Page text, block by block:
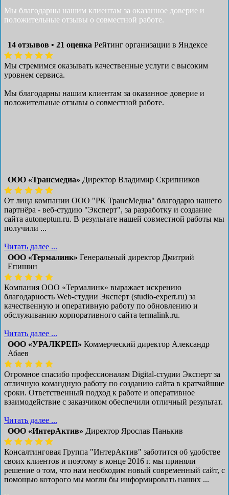
Мы благодарны нашим клиентам за оказанное доверие и
положительные отзывы о совместной работе.
14 отзывов • 21 оценка Рейтинг организации в Яндексе
Мы стремимся оказывать качественные услуги с высоким
уровнем сервиса.
Мы благодарны нашим клиентам за оказанное доверие и
положительные отзывы о совместной работе.
ООО «Трансмедиа» Директор Владимир Скрипников
От лица компании ООО "РК ТрансМедиа" благодарю нашего
партнёра - веб-студию "Эксперт", за разработку и создание
сайта autoneptun.ru. В результате нашей совместной работы мы
получили ...
Читать далее ...
ООО «Термалинк» Генеральный директор Дмитрий
Епишин
Компания ООО «Термалинк» выражает искрению
благодарность Web-студии Эксперт (studio-expert.ru) за
качественную и оперативную работу по обновлению и
обслуживанию корпоративного сайта termalink.ru.
Читать далее ...
ООО «УРАЛКРЕП» Коммерческий директор Александр
Абаев
Огромное спасибо профессионалам Digital-студии Эксперт за
отличную командную работу по созданию сайта в кратчайшие
сроки. Ответственный подход к работе и оперативное
взаимодействие с заказчиком обеспечили отличный результат.
Читать далее ...
ООО «ИнтерАктив» Директор Ярослав Панькив
Консалтинговая Группа "ИнтерАктив" заботится об удобстве
своих клиентов и поэтому в конце 2016 г. мы приняли
решение о том, что нам необходим новый современный сайт, с
помощью которого мы могли бы информировать наших ...